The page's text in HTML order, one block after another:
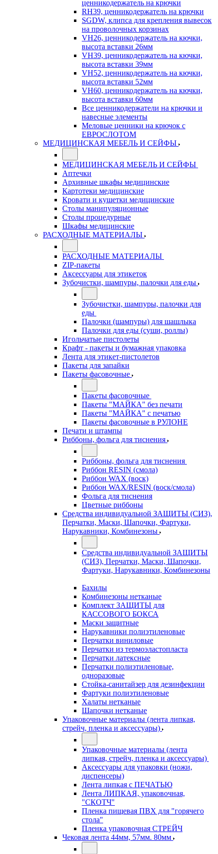
ценникодержатель на крючки
RH39, ценникодержатель на крючки
SGDW, клипса для крепления вывесок
на проволочных корзинах
VH26, ценникодержатель на кючки,
высота вставки 26мм
VH39, ценникодержатель на кючки,
высота вставки 39мм
VH52, ценникодержатель на кючки,
высота вставки 52мм
VH60, ценникодержатель на кючки,
высота вставки 60мм
Все ценникодержатели на крючки и
навесные элементы
Меловые ценники на крючок с
ЕВРОСЛОТОМ
МЕДИЦИНСКАЯ МЕБЕЛЬ И СЕЙФЫ
МЕДИЦИНСКАЯ МЕБЕЛЬ И СЕЙФЫ
Аптечки
Архивные шкафы медицинские
Картотеки медицинские
Кровати и кушетки медицинские
Столы манипуляционные
Столы процедурные
Шкафы медицинские
РАСХОДНЫЕ МАТЕРИАЛЫ
РАСХОДНЫЕ МАТЕРИАЛЫ
ZIP-пакеты
Аксессуары для этикеток
Зубочистки, шампуры, палочки для еды
Зубочистки, шампуры, палочки для
еды
Палочки (шампуры) для шашлыка
Палочки для еды (суши, роллы)
Игольчатые пистолеты
Крафт - пакеты и бумажная упаковка
Лента для этикет-пистолетов
Пакеты для запайки
Пакеты фасовочные
Пакеты фасовочные
Пакеты "МАЙКА" без печати
Пакеты "МАЙКА" с печатью
Пакеты фасовочные в РУЛОНЕ
Печати и штампы
Риббоны, фольга для тиснения
Риббоны, фольга для тиснения
Риббон RESIN (смола)
Риббон WAX (воск)
Риббон WAX/RESIN (воск/смола)
Фольга для тиснения
Цветные риббоны
Средства индивидуальной ЗАЩИТЫ (СИЗ),
Перчатки, Маски, Шапочки, Фартуки,
Нарукавники, Комбинезоны
Средства индивидуальной ЗАЩИТЫ
(СИЗ), Перчатки, Маски, Шапочки,
Фартуки, Нарукавники, Комбинезоны
Бахилы
Комбинезоны нетканые
Комплект ЗАЩИТЫ для
КАССОВОГО БОКСА
Маски защитные
Нарукавники полиэтиленовые
Перчатки виниловые
Перчатки из термоэластопласта
Перчатки латексные
Перчатки полиэтиленовые,
одноразовые
Стойка-санитайзер для дезинфекции
Фартуки полиэтиленовые
Халаты нетканые
Шапочки нетканые
Упаковочные материалы (лента липкая,
стрейч, пленка и аксессуары)
Упаковочные материалы (лента
липкая, стрейч, пленка и аксессуары)
Аксессуары для упаковки (ножи,
диспенсеры)
Лента липкая с ПЕЧАТЬЮ
Лента ЛИПКАЯ, упаковочная,
"СКОТЧ"
Пленка пищевая ПВХ для "горячего
стола"
Пленка упаковочная СТРЕЙЧ
Чековая лента 44мм, 57мм. 80мм